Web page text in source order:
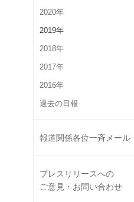
2020年
2019年
2018年
2017年
2016年
過去の日報
報道関係各位一斉メール
プレスリリースへの
ご意見・お問い合わせ